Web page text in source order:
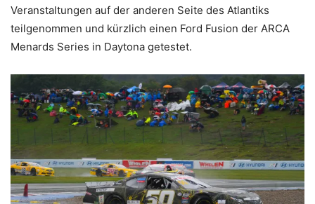
Veranstaltungen auf der anderen Seite des Atlantiks
teilgenommen und kürzlich einen Ford Fusion der ARCA
Menards Series in Daytona getestet.